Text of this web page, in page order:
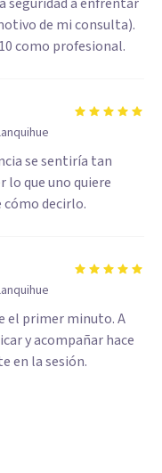
de mi consulta).
como profesional.
se sentiría tan
lo que uno quiere
cómo decirlo.
el primer minuto. A
y acompañar hace
en la sesión.